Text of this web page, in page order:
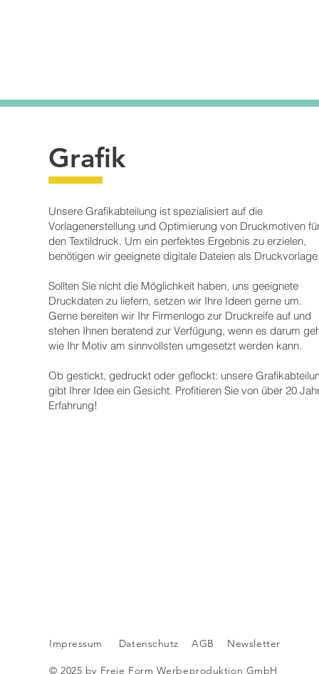
Grafik
Unsere Grafikabteilung ist spezialisiert auf die
Vorlagenerstellung und Optimierung von Druckmotiven
den Textildruck. Um ein perfektes Ergebnis zu erzielen,
benötigen wir geeignete digitale Dateien als
Sollten Sie nicht die Möglichkeit haben, uns geeignete
Druckdaten zu liefern, setzen wir Ihre Ideen gerne um.
Gerne bereiten wir Ihr Firmenlogo zur Druckreife auf und
stehen Ihnen beratend zur Verfügung, wenn es darum
wie Ihr Motiv am sinnvollsten umgesetzt werden kann.
Ob gestickt, gedruckt oder geflockt: unsere
gibt Ihrer Idee ein Gesicht. Profitieren Sie von über 20
Erfahrung!
Impressum Datenschutz AGB Newsletter
© 2025 by Freie Form Werbeproduktion GmbH